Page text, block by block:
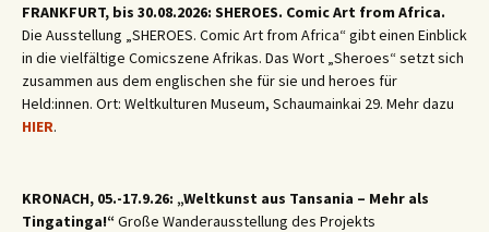
FRANKFURT, bis 30.08.2026: SHEROES. Comic Art from Africa.
Die Ausstellung „SHEROES. Comic Art from Africa“ gibt einen Einblick
in die vielfältige Comicszene Afrikas. Das Wort „Sheroes“ setzt sich
zusammen aus dem englischen she für sie und heroes für
Held:innen. Ort: Weltkulturen Museum, Schaumainkai 29. Mehr dazu
HIER.
KRONACH, 05.-17.9.26: „Weltkunst aus Tansania – Mehr als
Tingatinga!“Große Wanderausstellung des Projekts